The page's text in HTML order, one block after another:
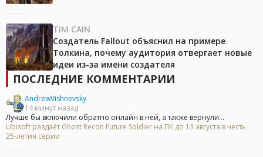
TIM CAIN
Создатель Fallout объяснил на примере
Толкина, почему аудитория отвергает новые
идеи из-за имени создателя
ПОСЛЕДНИЕ КОММЕНТАРИИ
AndrewVishnevsky
14 минут назад
Лучше бы включили обратно онлайн в ней, а также вернули...
Ubisoft раздаёт Ghost Recon Future Soldier на ПК до 13 августа в честь
25-летия серии